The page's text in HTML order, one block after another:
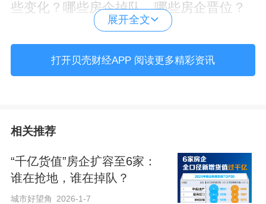
些变化？哪些房企掉队，哪些房企晋位？
前三名争夺激烈
售总额14436.4亿元，同比下降10.8%，降
销售额同比下降17.3%，较4月单月降幅扩
大0.5个百分点。
展开全文
打开贝壳财经APP 阅读更多精彩资讯
相关推荐
“千亿货值”房企扩容至6家：
谁在抢地，谁在掉队？
城市好望角 2026-1-7